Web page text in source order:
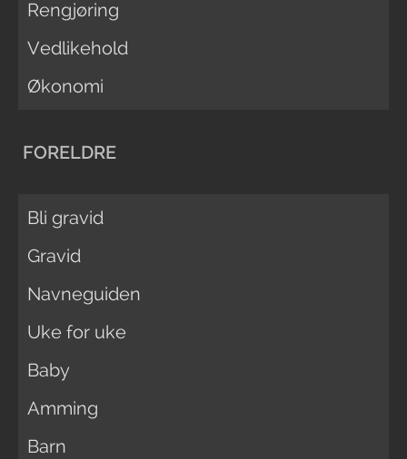
Rengjøring
Vedlikehold
Økonomi
FORELDRE
Bli gravid
Gravid
Navneguiden
Uke for uke
Baby
Amming
Barn